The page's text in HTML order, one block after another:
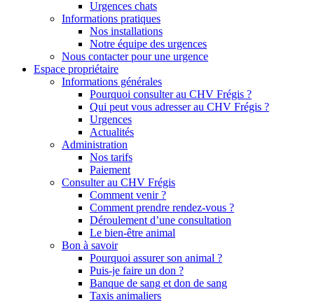
Urgences chats
Informations pratiques
Nos installations
Notre équipe des urgences
Nous contacter pour une urgence
Espace propriétaire
Informations générales
Pourquoi consulter au CHV Frégis ?
Qui peut vous adresser au CHV Frégis ?
Urgences
Actualités
Administration
Nos tarifs
Paiement
Consulter au CHV Frégis
Comment venir ?
Comment prendre rendez-vous ?
Déroulement d’une consultation
Le bien-être animal
Bon à savoir
Pourquoi assurer son animal ?
Puis-je faire un don ?
Banque de sang et don de sang
Taxis animaliers